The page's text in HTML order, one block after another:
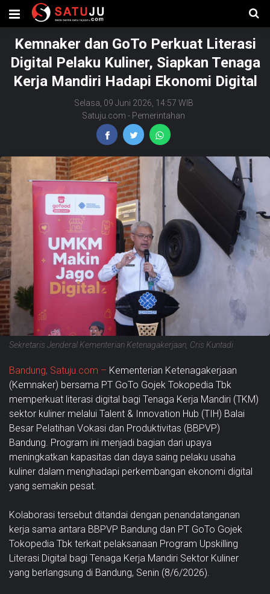
Kemnaker dan GoTo Perkuat Literasi
Digital Pelaku Kuliner, Siapkan Tenaga
Kerja Mandiri Hadapi Ekonomi Digital
Selasa, 09 Juni 2026, 14:57 WIB
Satuju.com - Pemerintahan
Sekretaris Jenderal Kementerian Ketenagakerjaan, Cris Kuntadi
Bandung, Satuju.com – Kementerian Ketenagakerjaan
(Kemnaker) bersama PT GoTo Gojek Tokopedia Tbk
memperkuat literasi digital bagi Tenaga Kerja Mandiri (TKM)
sektor kuliner melalui Talent & Innovation Hub (TIH) Balai
Besar Pelatihan Vokasi dan Produktivitas (BBPVP)
Bandung. Program ini menjadi bagian dari upaya
meningkatkan kapasitas dan daya saing pelaku usaha
kuliner dalam menghadapi perkembangan ekonomi digital
yang semakin pesat.
Kolaborasi tersebut ditandai dengan penandatanganan
kerja sama antara BBPVP Bandung dan PT GoTo Gojek
Tokopedia Tbk terkait pelaksanaan Program Upskilling
Literasi Digital bagi Tenaga Kerja Mandiri Sektor Kuliner
yang berlangsung di Bandung, Senin (8/6/2026).